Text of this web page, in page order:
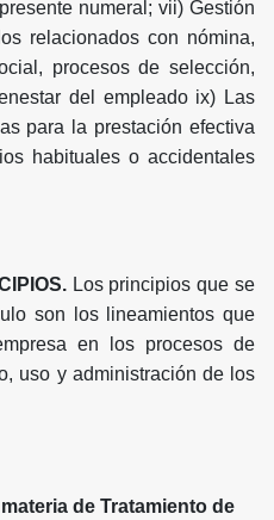
numeral; vii) Gestión
relacionados con nómina,
procesos de selección,
del empleado ix) Las
para la prestación efectiva
habituales o accidentales
Los principios que se
son los lineamientos que
en los procesos de
uso y administración de los
de Tratamiento de